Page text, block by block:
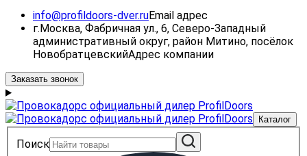
info@profildoors-dver.ruEmail адрес
г.Москва, Фабричная ул., 6, Северо-Западный
административный округ, район Митино, посёлок
НовобратцевскийАдрес компании
Заказать звонок
Каталог
Поиск